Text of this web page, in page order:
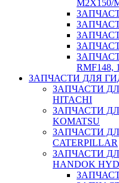
M2X150/
RMF148,
ЗАПЧАСТИ ДЛЯ
ЗАПЧАСТИ
HITACHI
ЗАПЧАСТИ
KOMATSU
ЗАПЧАСТИ
CATERPILLAR
ЗАПЧАСТИ
HANDOK